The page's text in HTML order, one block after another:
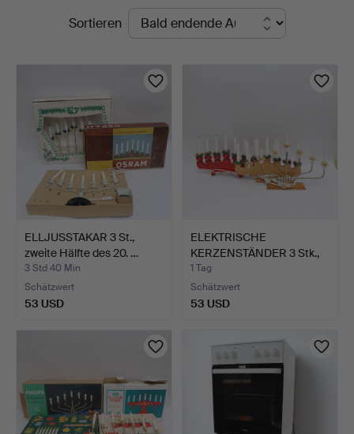
LaufendeSortieren
ELLJUSSTAKAR 3 St.,
zweite Hälfte des 20. …
3 Std 40 Min
Schätzwert
53 USD
ELEKTRISCHE
KERZENSTÄNDER 3 Stk.,
teilweis…
1 Tag
Schätzwert
53 USD